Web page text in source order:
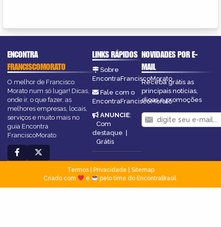
ENCONTRA
FRANCISCOMORATO
O melhor de Francisco
Morato num só lugar! Dicas,
onde ir, o que fazer, as
melhores empresas, locais,
serviços e muito mais no
guia Encontra
FranciscoMorato
LINKS RÁPIDOS
Sobre
EncontraFranciscoMorato
Fale com o
EncontraFranciscoMorato
ANUNCIE:
Com
destaque |
Grátis
NOVIDADES POR E-
MAIL
Receba grátis as
principais notícias,
dicas e promoções
Termos| Privacidade
Sitemap
Criado com
e pelo time do EncontraBrasil